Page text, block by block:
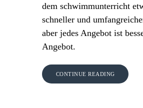
dem schwimmunterricht
schneller und
aber jedes Angebot ist
Angebot.
CONTINUE READING